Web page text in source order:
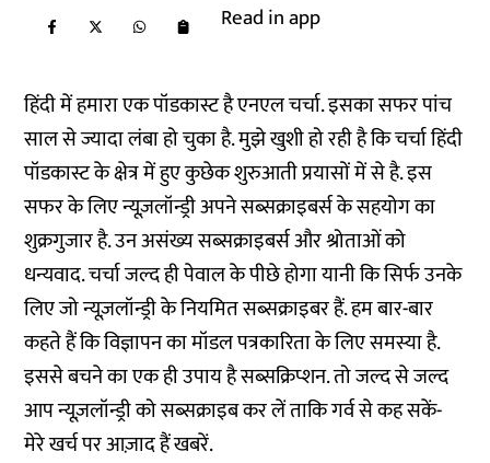
Read in app
हिंदी में हमारा एक पॉडकास्ट है एनएल चर्चा. इसका सफर पांच
साल से ज्यादा लंबा हो चुका है. मुझे खुशी हो रही है कि चर्चा हिंदी
पॉडकास्ट के क्षेत्र में हुए कुछेक शुरुआती प्रयासों में से है. इस
सफर के लिए न्यूज़लॉन्ड्री अपने सब्सक्राइबर्स के सहयोग का
शुक्रगुजार है. उन असंख्य सब्सक्राइबर्स और श्रोताओं को
धन्यवाद. चर्चा जल्द ही पेवाल के पीछे होगा यानी कि सिर्फ उनके
लिए जो न्यूज़लॉन्ड्री के नियमित सब्सक्राइबर हैं. हम बार-बार
कहते हैं कि विज्ञापन का मॉडल पत्रकारिता के लिए समस्या है.
इससे बचने का एक ही उपाय है सब्सक्रिप्शन. तो जल्द से जल्द
आप न्यूज़लॉन्ड्री को सब्सक्राइब कर लें ताकि गर्व से कह सकें-
मेरे खर्च पर आज़ाद हैं खबरें.